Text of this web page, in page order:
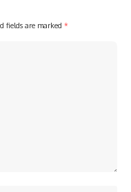
fields are marked *